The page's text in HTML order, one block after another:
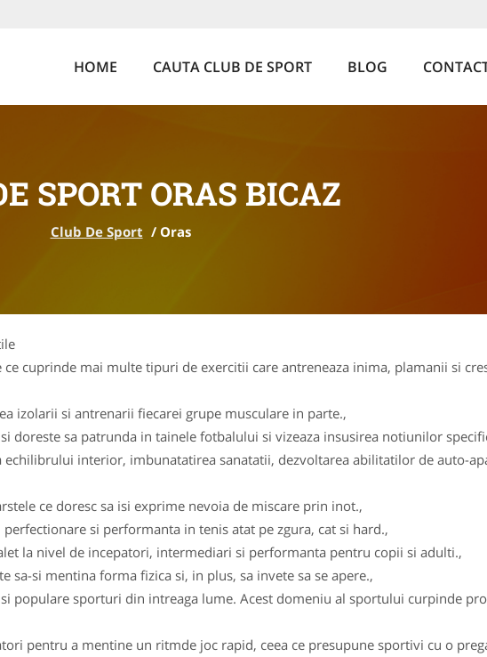
HOME CAUTA CLUB DE SPORT BLOG
SPORT ORAS BICAZ
Club De Sport / Oras
cuprinde mai multe tipuri de exercitii care antreneaza inima, plamanii si
izolarii si antrenarii fiecarei grupe musculare in parte.,
doreste sa patrunda in tainele fotbalului si vizeaza insusirea notiunilor
interior, imbunatatirea sanatatii, dezvoltarea abilitatilor de auto-
ce doresc sa isi exprime nevoia de miscare prin inot.,
si performanta in tenis atat pe zgura, cat si hard.,
la nivel de incepatori, intermediari si performanta pentru copii si adulti.,
sa-si mentina forma fizica si, in plus, sa invete sa se apere.,
populare sporturi din intreaga lume. Acest domeniu al sportului curpinde
pentru a mentine un ritmde joc rapid, ceea ce presupune sportivi cu o